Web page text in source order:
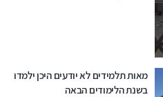
מאות תלמידים לא יודעים היכן ילמדו
בשנת הלימודים הבאה